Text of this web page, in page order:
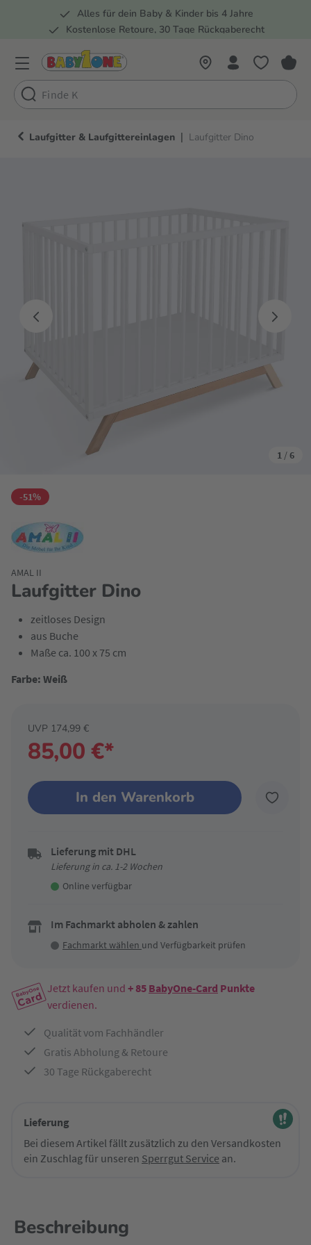
Zur Hauptnavigation springen
Alles für dein Baby & Kinder bis 4 Jahre
Kostenlose Retoure, 30 Tage Rückgaberecht
Laufgitter & Laufgittereinlagen | Laufgitter Dino
1 /6
-51%
Laufgitter Dino
AMAL II
zeitloses Design
aus Buche
Maße ca. 100 x 75 cm
Farbe: Weiß
85,00 €*
UVP 174,99 €
In den Warenkorb
Lieferung mit DHL
Lieferung in ca. 1-2 Wochen
Online verfügbar
Im Fachmarkt abholen & zahlen
Fachmarkt wählen und Verfügbarkeit prüfen
Jetzt kaufen und + 85 BabyOne-Card Punkte
verdienen.
Qualität vom Fachhändler
Gratis Abholung & Retoure
30 Tage Rückgaberecht
Lieferung
Bei diesem Artikel fällt zusätzlich zu den Versandkosten
ein Zuschlag für unseren Sperrgut Service an.
Beschreibung